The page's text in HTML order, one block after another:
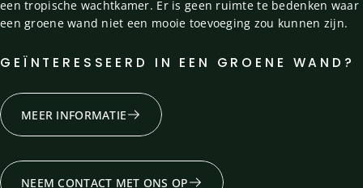
een tropische wachtkamer. Er is geen ruimte te bedenken waar
een groene wand niet een mooie toevoeging zou kunnen zijn.
GEÏNTERESSEERD IN EEN GROENE WAND?
MEER INFORMATIE
NEEM CONTACT MET ONS OP